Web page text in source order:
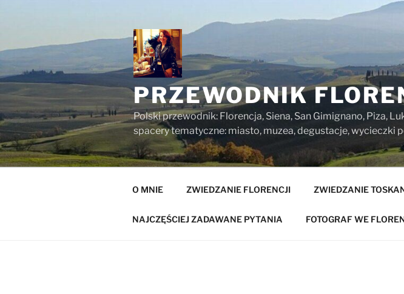
PRZEWODNIK
Polski przewodnik: Florencja, Siena, San Gimignano, Piza,
spacery tematyczne: miasto, muzea, degustacje, wycieczki
O MNIE ZWIEDZANIE FLORENCJI ZWIEDZANIE
NAJCZĘŚCIEJ ZADAWANE PYTANIA FOTOGRAF WE